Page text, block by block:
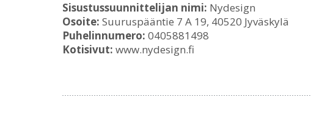
Sisustussuunnittelijan nimi: Nydesign
Osoite: Suuruspääntie 7 A 19, 40520 Jyväskylä
Puhelinnumero: 0405881498
Kotisivut: www.nydesign.fi